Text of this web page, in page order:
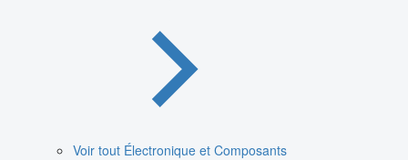
Voir tout Électronique et Composants